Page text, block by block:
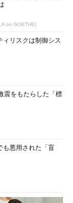
on GOETHE)
ィリスクは制御シス
震をもたらした「標
も悪用された「盲